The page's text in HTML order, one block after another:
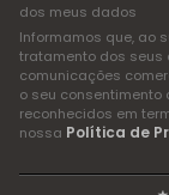
dos meus dados
Informamos que, ao
tratamento dos seus
comunicações
o seu consentimento
reconhecidos em
nossa Política de